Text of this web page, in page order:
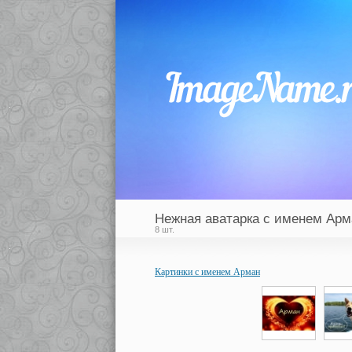
Нежная аватарка с именем
8 шт.
Картинки с именем Арман